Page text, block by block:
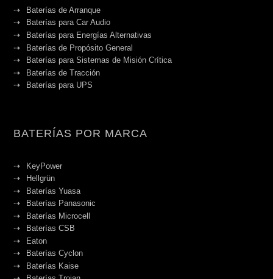
Baterías de Arranque
Baterías para Car Audio
Baterías para Energías Alternativas
Baterías de Propósito General
Baterías para Sistemas de Misión Crítica
Baterías de Tracción
Baterías para UPS
BATERÍAS POR MARCA
KeyPower
Hellgrün
Baterías Yuasa
Baterías Panasonic
Baterías Microcell
Baterías CSB
Eaton
Baterías Cyclon
Baterías Kaise